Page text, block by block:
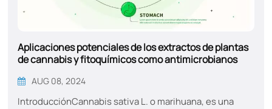
Aplicaciones potenciales de los extractos de plantas
de cannabis y fitoquímicos como antimicrobianos
AUG 08, 2024
IntroducciónCannabis sativa L. o marihuana, es una